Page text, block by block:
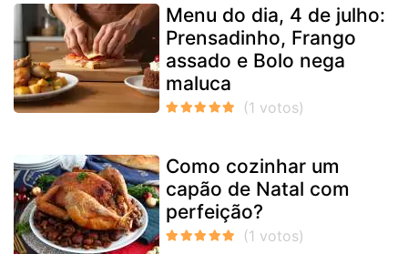
Menu do dia, 4 de julho:
Prensadinho, Frango
assado e Bolo nega
maluca
Como cozinhar um
capão de Natal com
perfeição?